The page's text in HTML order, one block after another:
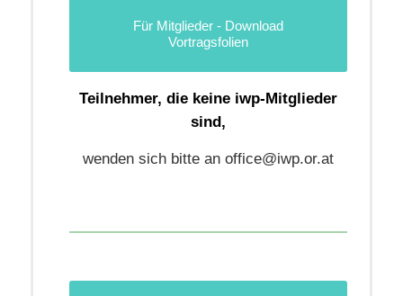
Für Mitglieder - Download
Vortragsfolien
Teilnehmer, die keine iwp-Mitglieder
sind,
wenden sich bitte an office@iwp.or.at